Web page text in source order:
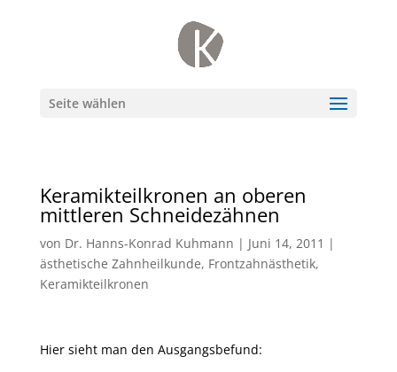
Seite wählen
Keramikteilkronen an oberen
mittleren Schneidezähnen
von Dr. Hanns-Konrad Kuhmann | Juni 14, 2011 |
ästhetische Zahnheilkunde, Frontzahnästhetik,
Keramikteilkronen
Hier sieht man den Ausgangsbefund: